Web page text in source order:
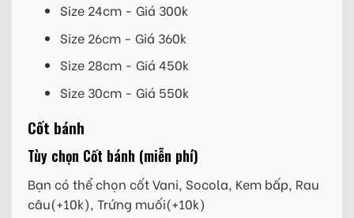
Size 24cm - Giá 300k
Size 26cm - Giá 360k
Size 28cm - Giá 450k
Size 30cm - Giá 550k
Cốt bánh
Tùy chọn Cốt bánh (miễn phí)
Bạn có thể chọn cốt Vani, Socola, Kem bấp, Rau
câu(+10k), Trứng muối(+10k)